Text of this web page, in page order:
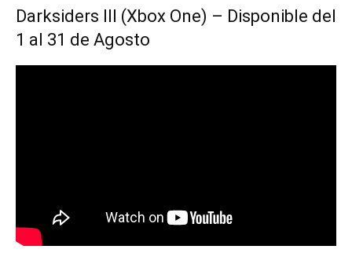
Darksiders III (Xbox One) – Disponible del
1 al 31 de Agosto